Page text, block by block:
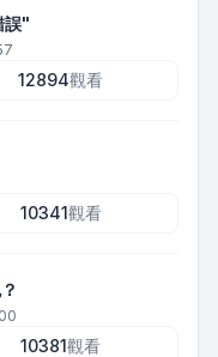
誤"
12894觀看
10341觀看
10381觀看